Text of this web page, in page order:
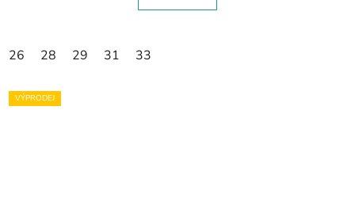
26 28 29 31 33
VÝPRODEJ